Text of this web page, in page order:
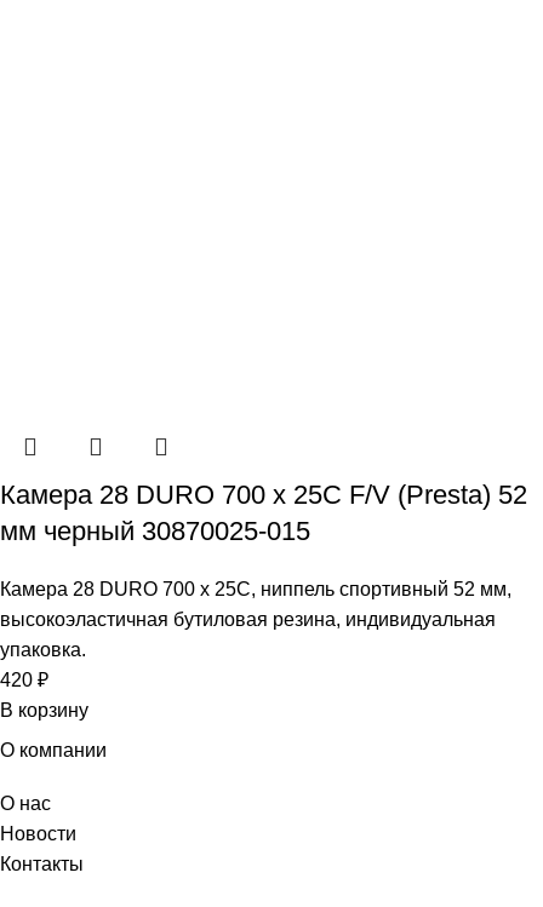
Камера 28 DURO 700 x 25C F/V (Presta) 52
мм черный 30870025-015
Камера 28 DURO 700 x 25C, ниппель спортивный 52 мм,
высокоэластичная бутиловая резина, индивидуальная
упаковка.
420 ₽
В корзину
О компании
О нас
Новости
Контакты